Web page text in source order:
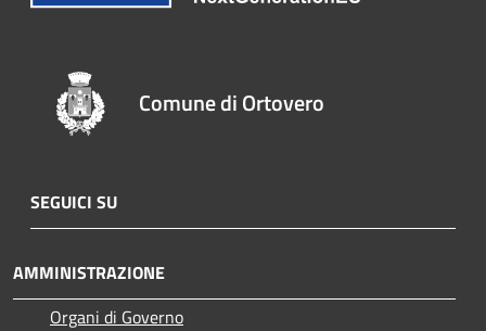
Comune di Ortovero
SEGUICI SU
AMMINISTRAZIONE
Organi di Governo